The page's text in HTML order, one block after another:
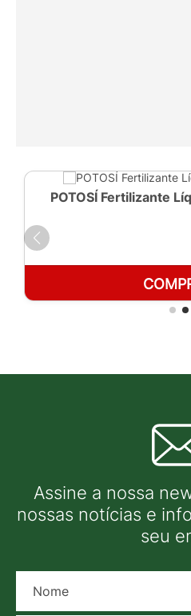
POTOSÍ Fertilizante
Assine a nossa
nossas notícias e
seu